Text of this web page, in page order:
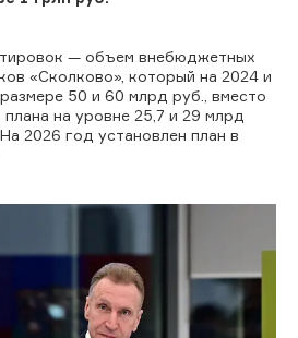
— объем внебюджетных
«Сколково», который на 2024 и
50 и 60 млрд руб., вместо
на уровне 25,7 и 29 млрд
2026 год установлен план в